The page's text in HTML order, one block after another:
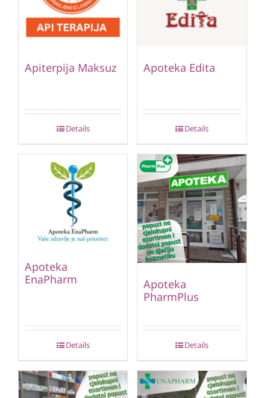
Apiterpija Maksuz
Details
Apoteka Edita
Details
Apoteka
EnaPharm
Details
Apoteka
PharmPlus
Details